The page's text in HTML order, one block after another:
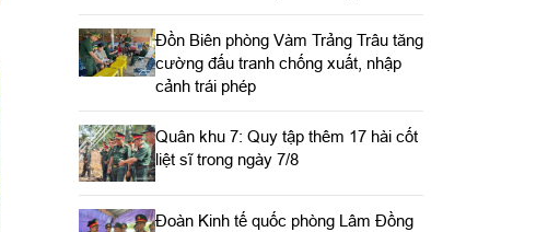
quốc trong tim"
Đồn Biên phòng Vàm Trảng Trâu tăng
cường đấu tranh chống xuất, nhập
cảnh trái phép
Quân khu 7: Quy tập thêm 17 hài cốt
liệt sĩ trong ngày 7/8
Đoàn Kinh tế quốc phòng Lâm Đồng